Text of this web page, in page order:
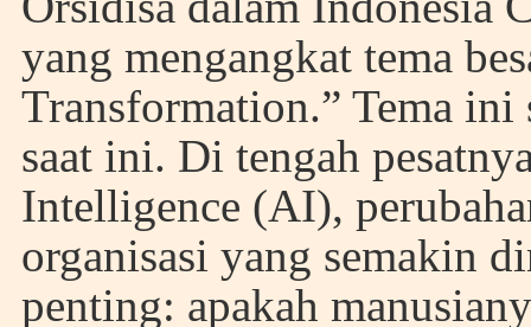
yang mengangkat tema
Transformation.” Tema
saat ini. Di tengah
Intelligence (AI),
organisasi yang semakin
penting: apakah